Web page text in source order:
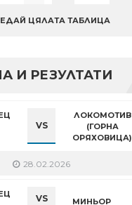
ЦЯЛАТА ТАБЛИЦА
И РЕЗУЛТАТИ
VS
ЛОКОМОТИВ
(ГОРНА
ОРЯХОВИЦА)
28.02.2026
VS МИНЬОР